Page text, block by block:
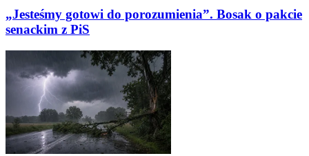
„Jesteśmy gotowi do porozumienia”. Bosak o pakcie
senackim z PiS